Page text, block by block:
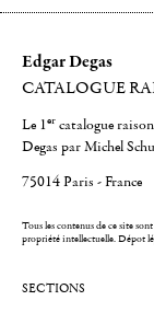
Edgar Degas
CATALOGUE
Le 1er catalogue
Degas par Michel
75014 Paris - France
Tous les contenus de ce site
propriété intellectuelle.Dépot
SECTIONS